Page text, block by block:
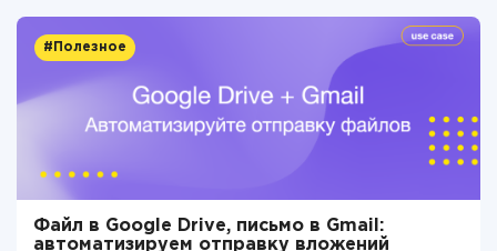
#Полезное
Файл в Google Drive, письмо в Gmail:
автоматизируем отправку вложений